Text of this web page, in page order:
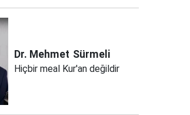
Dr. Mehmet Sürmeli
Hiçbir meal Kur'an değildir